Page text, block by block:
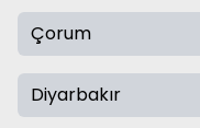
Çorum
Diyarbakır